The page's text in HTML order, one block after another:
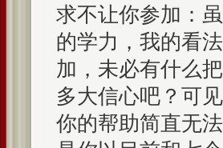
求不让你参加：
的学力，我的看
加，未必有什么
多大信心吧？可
你的帮助简直无